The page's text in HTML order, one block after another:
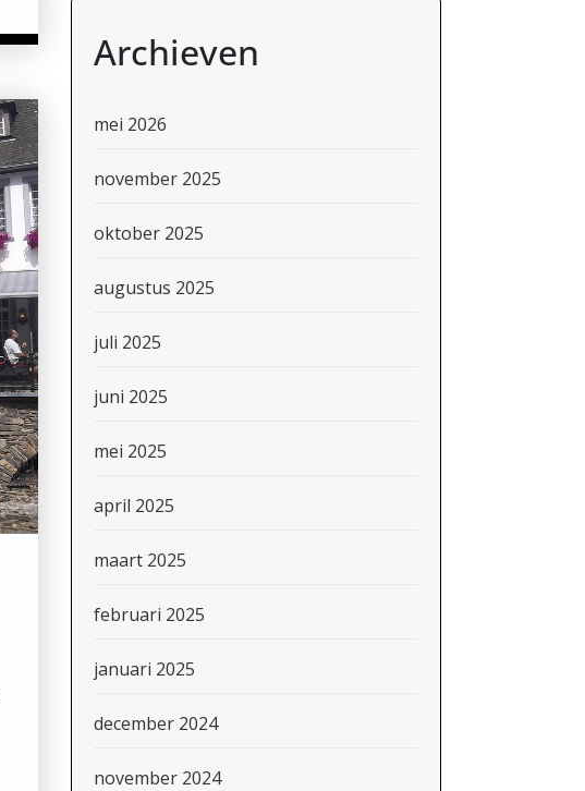
Archieven
mei 2026
november 2025
oktober 2025
augustus 2025
juli 2025
juni 2025
mei 2025
april 2025
maart 2025
februari 2025
januari 2025
december 2024
november 2024